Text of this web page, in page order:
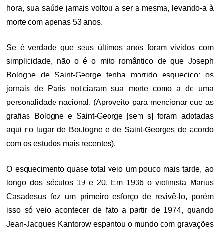
hora, sua saúde jamais voltou a ser a mesma, levando-a à
morte com apenas 53 anos.
Se é verdade que seus últimos anos foram vividos com
simplicidade, não o é o mito romântico de que Joseph
Bologne de Saint-George tenha morrido esquecido: os
jornais de Paris noticiaram sua morte como a de uma
personalidade nacional. (Aproveito para mencionar que as
grafias Bologne e Saint-George [sem s] foram adotadas
aqui no lugar de Boulogne e de Saint-Georges de acordo
com os estudos mais recentes).
O esquecimento quase total veio um pouco mais tarde, ao
longo dos séculos 19 e 20. Em 1936 o violinista Marius
Casadesus fez um primeiro esforço de revivê-lo, porém
isso só veio acontecer de fato a partir de 1974, quando
Jean-Jacques Kantorow espantou o mundo com gravações